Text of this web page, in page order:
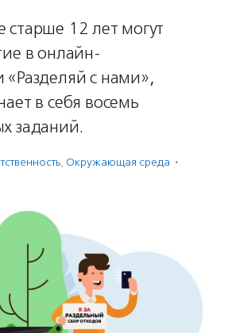
12 лет могут
в онлайн-
«Разделяй с нами»,
в себя восемь
заданий.
, Окружающая среда ·